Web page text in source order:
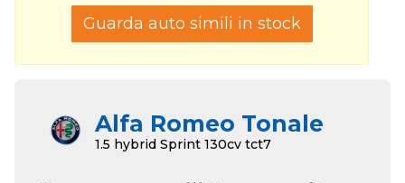
Guarda auto simili in stock
Alfa Romeo Tonale
1.5 hybrid Sprint 130cv tct7